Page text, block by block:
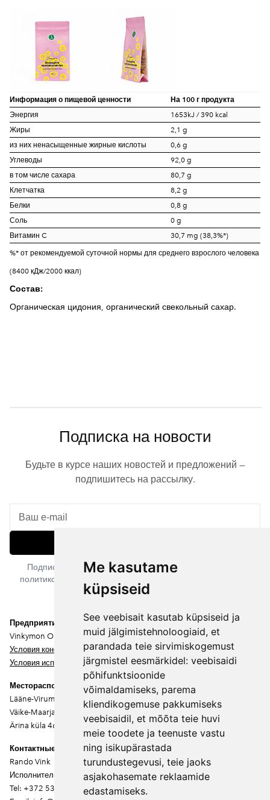
Me kasutame
küpsiseid
See veebisait kasutab küpsiseid ja
muid jälgimistehnoloogiaid, et
parandada teie sirvimiskogemust
järgmistel eesmärkidel: veebisaidi
põhifunktsioonide
võimaldamiseks, parema
kliendikogemuse pakkumiseks
veebisaidil, et mõõta teie huvi
meie toodete ja teenuste vastu
ning isikupärastada
turundustegevusi, teie jaoks
asjakohasemate reklaamide
edastamiseks.
Информация о пищевой ценности На 100 г продукта
Энергия
1653kJ / 390 kcal
Жиры
2,1 g
из них ненасыщенные жирные кислоты
0,6 g
Углеводы
92,0 g
в том числе сахара
80,7 g
Клетчатка
8,2 g
Белки
0,8 g
Соль
0 g
Витамин C
30,7 mg (38,3%*)
%* от рекомендуемой суточной нормы для среднего взрослого человека
(8400 кДж/2000 ккал)
Состав:
Органическая цидония, органический свекольный сахар.
Подписка на новости
Будьте в курсе наших новостей и предложений —
подпишитесь на рассылку.
Подписываясь на рассылку, вы соглашаетесь с нашей
политикой конфиденциальности. Вы можете отписаться в
любое время.
Предприятие
Vinkymon OÜ
Условия конфиденциальности
Условия использования
Месторасположение
Lääne-Virumaa
Väike-Maarja vald
Ärina küla 46202
Контактные данные
Rando Vink
Исполнительный директор
Tel: +372 53444844